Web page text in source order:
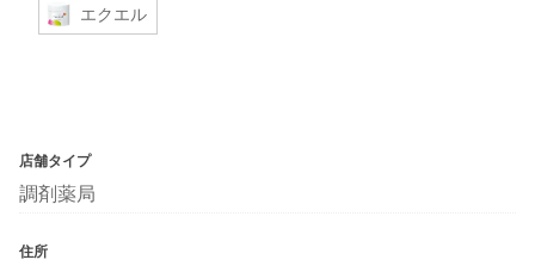
エクエル
店舗タイプ
調剤薬局
住所